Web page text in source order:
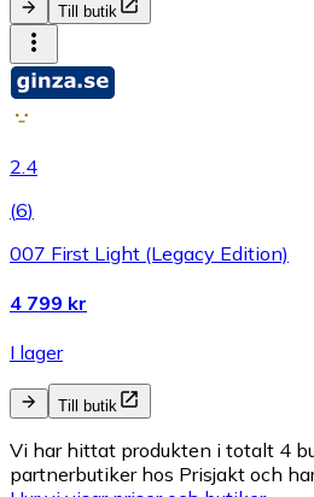
Till butik
2.4
(6)
007 First Light (Legacy Edition)
4 799 kr
I lager
Till butik
Vi har hittat produkten i totalt 4
partnerbutiker hos Prisjakt och